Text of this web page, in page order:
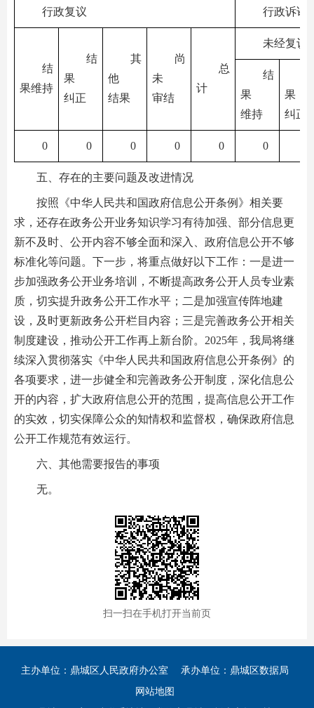
行政复议 行政诉讼
结
果维持
结
果
纠正
其
他
结果
尚
未
审结
总
计
未经复议
结
果
维持
果
纠正
0 0 0 0 0 0
五、存在的主要问题及改进情况
按照《中华人民共和国政府信息公开条例》相关要
求，还存在政务公开业务知识学习有待加强、部分信息更
新不及时、公开内容不够全面和深入、政府信息公开不够
标准化等问题。下一步，将重点做好以下工作：一是进一
步加强政务公开业务培训，不断提高政务公开人员专业素
质，切实提升政务公开工作水平；二是加强宣传阵地建
设，及时更新政务公开栏目内容；三是完善政务公开相关
制度建设，推动公开工作再上新台阶。2025年，我局将继
续深入贯彻落实《中华人民共和国政府信息公开条例》的
各项要求，进一步健全和完善政务公开制度，深化信息公
开的内容，扩大政府信息公开的范围，提高信息公开工作
的实效，切实保障公众的知情权和监督权，确保政府信息
公开工作规范有效运行。
六、其他需要报告的事项
无。
扫一扫在手机打开当前页
主办单位：鼎城区人民政府办公室
承办单位：鼎城区数据局
网站地图